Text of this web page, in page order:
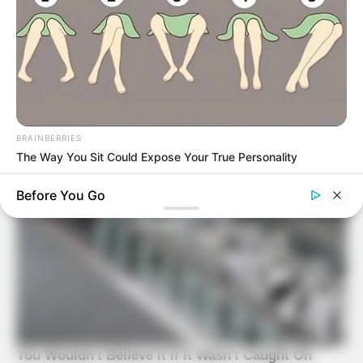
Ideas-Adults-29773832#photo-29780851
http://www.studiodiy.com/2014/12/02/diy-emoji-
ornaments/
BRAINBERRIES
The Way You Sit Could Expose Your True Personality
Before You Go